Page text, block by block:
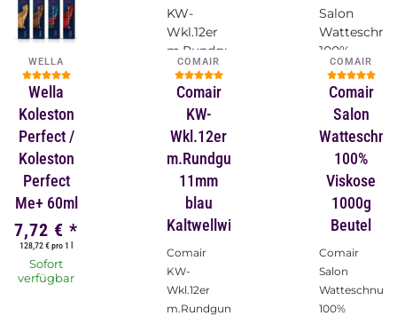
WELLA
Wella
Koleston
Perfect /
Koleston
Perfect
Me+ 60ml
7,72 € *
128,72 € pro 1 l
Sofort
verfügbar
COMAIR
Comair
KW-
Wkl.12er
m.Rundgummi
11mm
blau
Kaltwellwickler
Comair
KW-
Wkl.12er
m.Rundgummi
COMAIR
Comair
Salon
100%
Viskose
1000g
Beutel
Comair
Salon
Watteschnur
100%